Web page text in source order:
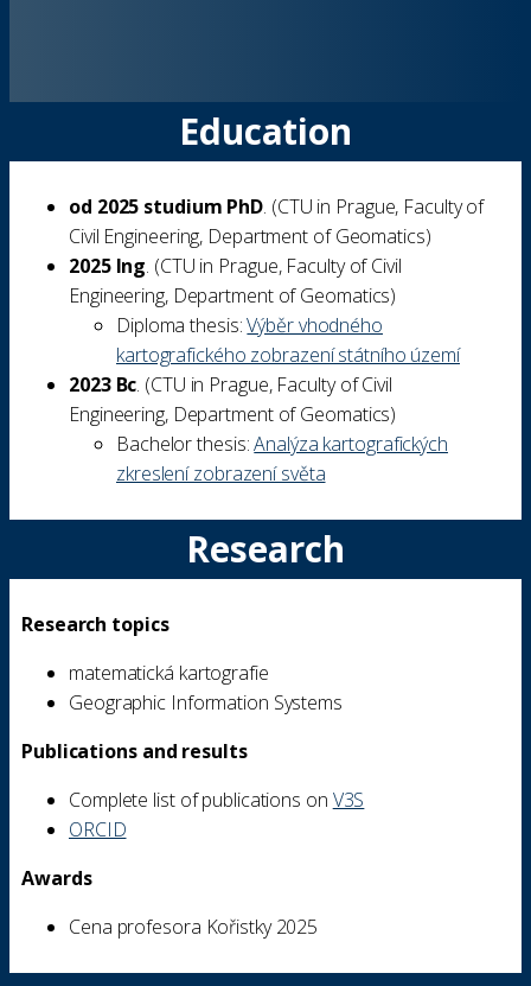
Education
od 2025 studium PhD. (CTU in Prague, Faculty of
Civil Engineering, Department of Geomatics)
2025 Ing. (CTU in Prague, Faculty of Civil
Engineering, Department of Geomatics)
Diploma thesis:Výběr vhodného
kartografického zobrazení státního území
2023 Bc. (CTU in Prague, Faculty of Civil
Engineering, Department of Geomatics)
Bachelor thesis:Analýza kartografických
zkreslení zobrazení světa
Research
Research topics
matematická kartografie
Geographic Information Systems
Publications and results
Complete list of publications on V3S
ORCID
Awards
Cena profesora Kořistky 2025